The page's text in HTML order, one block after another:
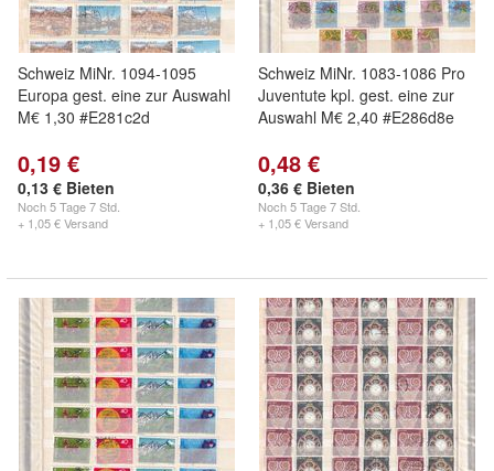
Schweiz MiNr. 1094-1095
Europa gest. eine zur Auswahl
M€ 1,30 #E281c2d
0,19 €
0,13 € Bieten
Noch5 Tage 7 Std.
+ 1,05 € Versand
Schweiz MiNr. 1083-1086 Pro
Juventute kpl. gest. eine zur
Auswahl M€ 2,40 #E286d8e
0,48 €
0,36 € Bieten
Noch5 Tage 7 Std.
+ 1,05 € Versand